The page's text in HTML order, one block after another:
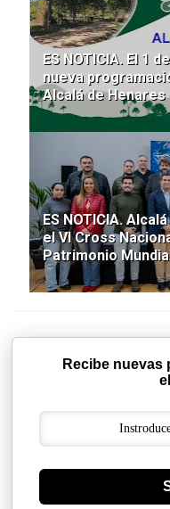
ES NOTICIA. El 1
nueva
Alcalá de Henares
ES NOTICIA.
el VI Cross
Patrimonio
Recibe